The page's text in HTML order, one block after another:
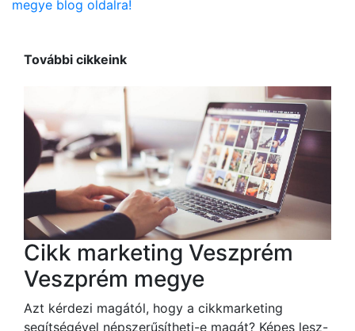
megye blog oldalra!
További cikkeink
Cikk marketing Veszprém
Veszprém megye
Azt kérdezi magától, hogy a cikkmarketing
segítségével népszerűsítheti-e magát? Képes lesz-